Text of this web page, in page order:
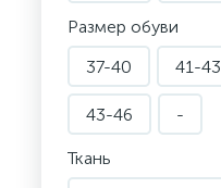
Размер обуви
37-40
41-43
43-46 -
Ткань